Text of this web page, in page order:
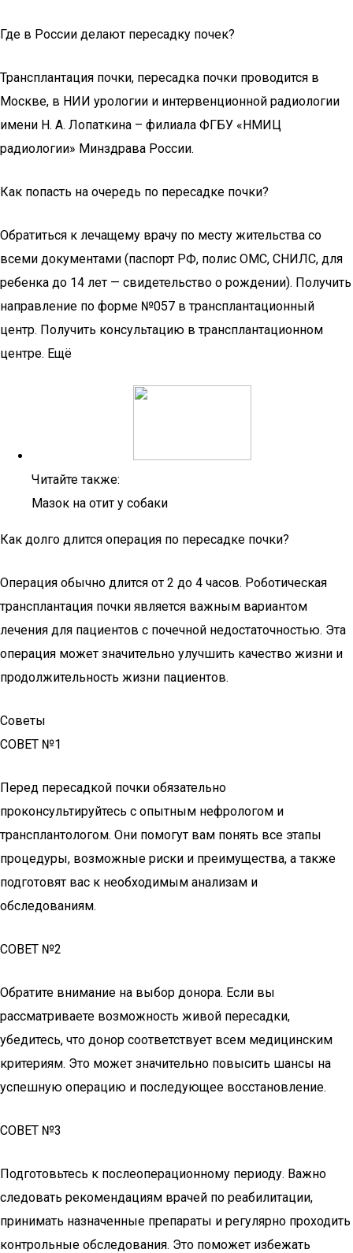
Где в России делают пересадку почек?
Трансплантация почки, пересадка почки проводится в
Москве, в НИИ урологии и интервенционной радиологии
имени Н. А. Лопаткина – филиала ФГБУ «НМИЦ
радиологии» Минздрава России.
Как попасть на очередь по пересадке почки?
Обратиться к лечащему врачу по месту жительства со
всеми документами (паспорт РФ, полис ОМС, СНИЛС, для
ребенка до 14 лет — свидетельство о рождении). Получить
направление по форме №057 в трансплантационный
центр. Получить консультацию в трансплантационном
центре. Ещё
Читайте также:
Мазок на отит у собаки
Как долго длится операция по пересадке почки?
Операция обычно длится от 2 до 4 часов. Роботическая
трансплантация почки является важным вариантом
лечения для пациентов с почечной недостаточностью. Эта
операция может значительно улучшить качество жизни и
продолжительность жизни пациентов.
Советы
СОВЕТ №1
Перед пересадкой почки обязательно
проконсультируйтесь с опытным нефрологом и
трансплантологом. Они помогут вам понять все этапы
процедуры, возможные риски и преимущества, а также
подготовят вас к необходимым анализам и
обследованиям.
СОВЕТ №2
Обратите внимание на выбор донора. Если вы
рассматриваете возможность живой пересадки,
убедитесь, что донор соответствует всем медицинским
критериям. Это может значительно повысить шансы на
успешную операцию и последующее восстановление.
СОВЕТ №3
Подготовьтесь к послеоперационному периоду. Важно
следовать рекомендациям врачей по реабилитации,
принимать назначенные препараты и регулярно проходить
контрольные обследования. Это поможет избежать